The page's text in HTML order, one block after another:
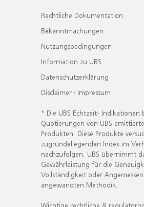
Rechtliche Dokumentation
Bekanntmachungen
Nutzungsbedingungen
Information zu UBS
Datenschutzerklärung
Disclaimer / Impressum
* Die UBS Echtzeit- Indikationen
Quotierungen von UBS
Produkten. Diese Produkte
zugrundeliegenden Index im
nachzufolgen. UBS übernimmt
Gewährleistung für die
Vollständigkeit oder
angewandten Methodik.